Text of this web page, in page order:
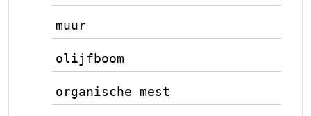
muur
olijfboom
organische mest